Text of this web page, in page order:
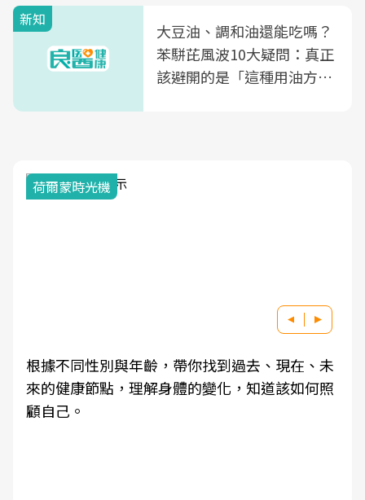
新知
大豆油、調和油還能吃嗎？
苯駢芘風波10大疑問：真正
該避開的是「這種用油方
荷爾蒙時光機
根據不同性別與年齡，帶你找到過去、現在、未
來的健康節點，理解身體的變化，知道該如何照
顧自己。